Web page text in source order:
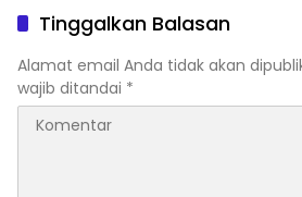
Proyek Jalan Sumut
Tinggalkan Balasan
Alamat email Anda tidak akan
wajib ditandai *